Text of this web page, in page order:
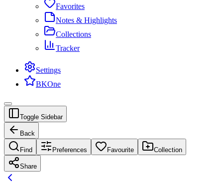
Favorites
Notes & Highlights
Collections
Tracker
Settings
BKOne
Toggle Sidebar
Back
Find Preferences Favourite Collection
Share